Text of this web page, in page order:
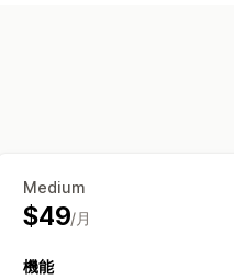
Medium
$49/月
機能